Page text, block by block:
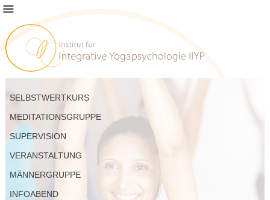
SELBSTWERTKURS
MEDITATIONSGRUPPE
SUPERVISION
VERANSTALTUNG
MÄNNERGRUPPE
INFOABEND